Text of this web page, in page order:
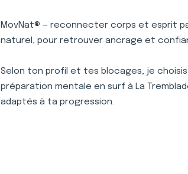
MovNat® — reconnecter corps et esprit
naturel, pour retrouver ancrage et
Selon ton profil et tes blocages, je
préparation mentale en surf à La
adaptés à ta progression.